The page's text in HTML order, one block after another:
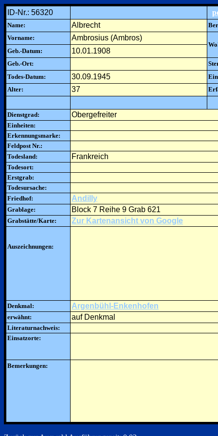
ID-Nr.: 56320
Name: Albrecht
Vorname:
Ambrosius (Ambros)
Geb.-Datum:
10.01.1908
Geb.-Ort:
Todes-Datum:
30.09.1945
Alter:
37
Dienstgrad: Obergefreiter
Einheiten:
Erkennungsmarke:
Feldpost Nr.:
Todesland:
Frankreich
Todesort:
Erstgrab:
Todesursache:
Friedhof:
Andilly
Grablage: Block 7 Reihe 9 Grab 621
Grabstätte/Karte: Zur Kartenansicht von Google
Auszeichnungen:
Denkmal: Argenbühl-Enkenhofen
erwähnt: auf Denkmal
Literaturnachweis:
Einsatzorte:
Bemerkungen: